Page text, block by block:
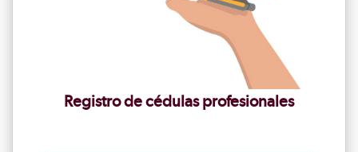
Registro de cédulas profesionales